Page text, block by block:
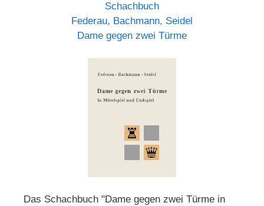
Schachbuch
Federau, Bachmann, Seidel
Dame gegen zwei Türme
Das Schachbuch "Dame gegen zwei Türme in